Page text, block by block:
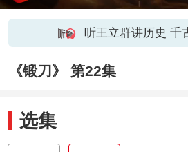
听王立群讲历史 千
《锻刀》 第22集
选集